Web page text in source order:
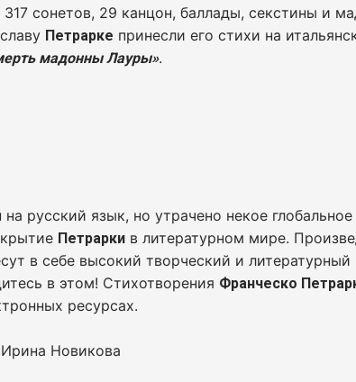
317 сонетов, 29 канцон, баллады, секстины и
Петрарке принесли его стихи на
мадонны Лауры».
на русский язык, но утрачено некое
Петрарки в литературном мире.
в себе высокий творческий и литературный
в этом! Стихотворения Франческо
ресурсах.
Новикова